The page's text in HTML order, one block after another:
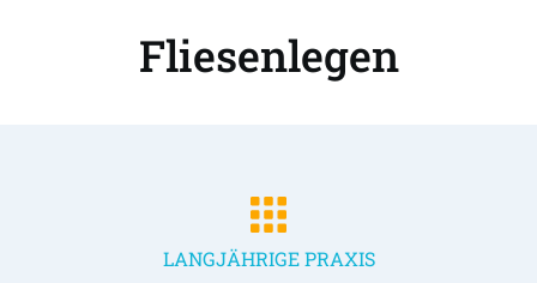
Fliesenlegen
LANGJÄHRIGE PRAXIS